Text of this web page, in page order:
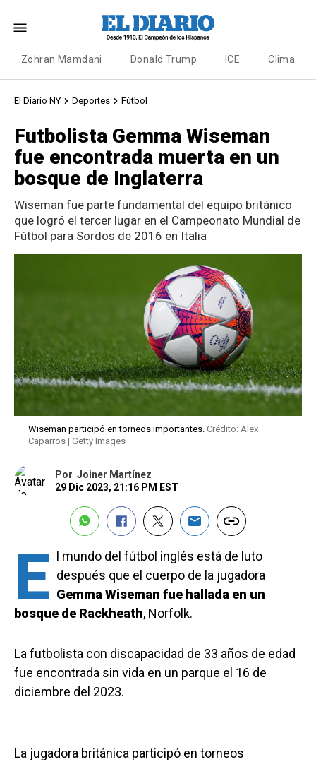
Zohran Mamdani Donald Trump ICE Clima
El Diario NY Deportes Fútbol
Futbolista Gemma Wiseman
fue encontrada muerta en un
bosque de Inglaterra
Wiseman fue parte fundamental del equipo británico
que logró el tercer lugar en el Campeonato Mundial de
Fútbol para Sordos de 2016 en Italia
Wiseman participó en torneos importantes. Crédito: Alex
Caparros | Getty Images
Por Joiner Martínez
29 Dic 2023, 21:16 PM EST
E
l mundo del fútbol inglés está de luto
después que el cuerpo de la jugadora
Gemma Wiseman fue hallada en un
bosque de Rackheath, Norfolk.
La futbolista con discapacidad de 33 años de edad
fue encontrada sin vida en un parque el 16 de
diciembre del 2023.
La jugadora británica participó en torneos